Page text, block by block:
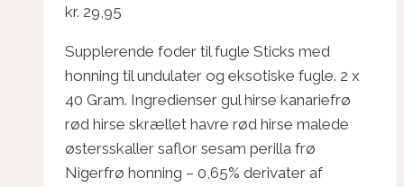
kr. 29,95
Supplerende foder til fugle Sticks med
honning til undulater og eksotiske fugle. 2 x
40 Gram. Ingredienser gul hirse kanariefrø
rød hirse skrællet havre rød hirse malede
østersskaller saflor sesam perilla frø
Nigerfrø honning – 0,65% derivater af